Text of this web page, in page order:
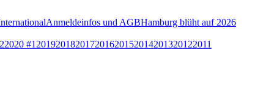
Anmeldeinfos und AGBHamburg blüht auf 2026
2020 #1 201920182017201620152014201320122011